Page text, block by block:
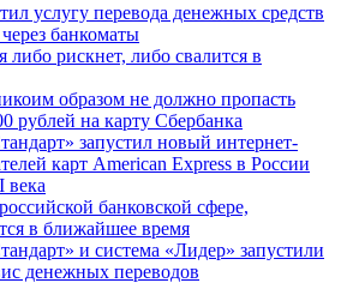
услугу перевода денежных средств
банкоматы
либо рискнет, либо свалится в
образом не должно пропасть
рублей на карту Сбербанка
запустил новый интернет-
карт American Express в России
банковской сфере,
в ближайшее время
и система «Лидер» запустили
денежных переводов